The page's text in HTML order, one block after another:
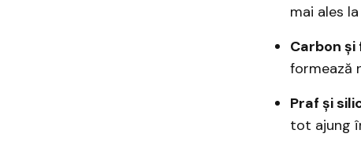
mai ales
Carbon și
formează
Praf și
tot ajung